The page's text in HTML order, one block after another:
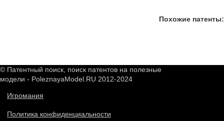
Похожие патенты:
© Патентный поиск, поиск патентов на полезные
модели - PoleznayaModel.RU 2012-2024
Игромания
Политика конфиденциальности